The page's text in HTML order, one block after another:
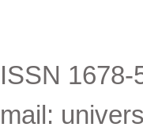
ISSN
mail: